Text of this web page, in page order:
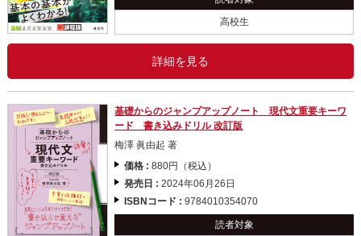
高校生
詳細を見る
基礎からのジャンプアップノート 現代文重要キーワ
ード 書き込みドリル 改訂版
梅澤 眞由起 著
価格 :880円（税込）
発売日 :2024年06月26日
ISBNコード :9784010354070
読者対象